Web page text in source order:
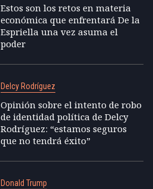
Estos son los retos en materia
económica que enfrentará De la
Espriella una vez asuma el
poder
Delcy Rodríguez
Opinión sobre el intento de robo
de identidad política de Delcy
Rodríguez: “estamos seguros
que no tendrá éxito”
Donald Trump